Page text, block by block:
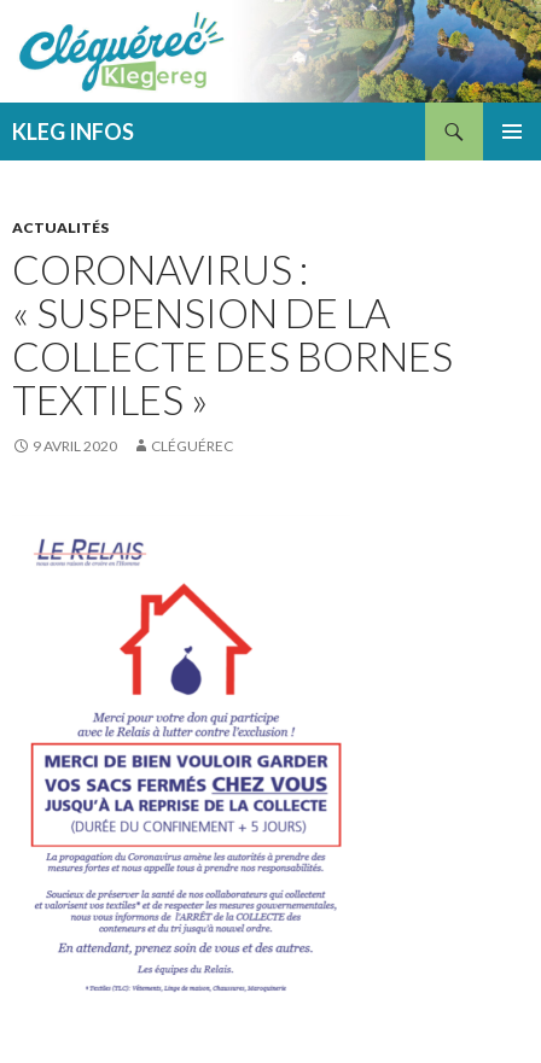
KLEG INFOS
ACTUALITÉS
CORONAVIRUS :
« SUSPENSION DE LA
COLLECTE DES BORNES
TEXTILES »
9 AVRIL 2020 CLÉGUÉREC